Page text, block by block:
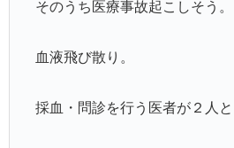
そのうち医療事故起こしそう。
血液飛び散り。
採血・問診を行う医者が２人と